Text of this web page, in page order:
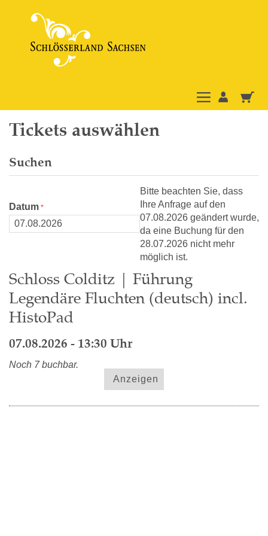
Tickets auswählen
Suchen
Datum
Bitte beachten Sie, dass
Ihre Anfrage auf den
07.08.2026 geändert wurde,
da eine Buchung für den
28.07.2026 nicht mehr
möglich ist.
Schloss Colditz | Führung
Legendäre Fluchten (deutsch) incl.
HistoPad
07.08.2026 - 13:30 Uhr
Noch 7 buchbar.
Anzeigen